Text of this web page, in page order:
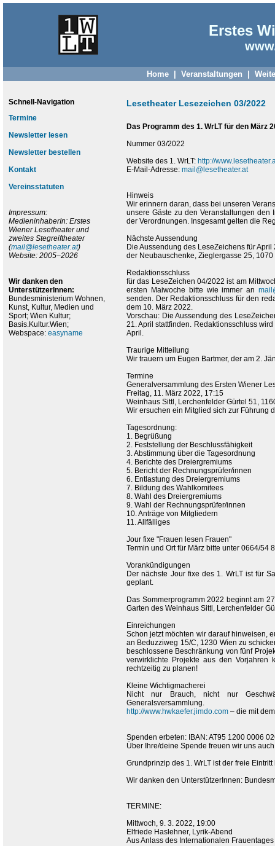
Erstes
Home| Veranstaltungen
Schnell-Navigation
Termine
Newsletter lesen
Newsletter bestellen
Kontakt
Vereinsstatuten
Impressum:
MedieninhaberIn: Erstes
Wiener Lesetheater und
zweites Stegreiftheater
(mail@lesetheater.at)
Website: 2005–2026
Wir danken den
UnterstützerInnen:
Bundesministerium Wohnen,
Kunst, Kultur, Medien und
Sport; Wien Kultur;
Basis.Kultur.Wien;
Webspace: easyname
Lesetheater Lesezeichen 03/2022
Das Programm des 1. WrLT für den März
Nummer 03/2022
Website des 1. WrLT: http://
E-Mail-Adresse: mail@lesetheater.at
Hinweis
Wir erinnern daran, dass bei unseren
unsere Gäste zu den Veranstaltungen den
der Verordnungen. Insgesamt gelten die
Nächste Aussendung
Die Aussendung des LeseZeichens für
der Neubauschenke, Zieglergasse 25, 1070
Redaktionsschluss
für das LeseZeichen 04/2022 ist am
ersten Maiwoche bitte wie immer an
senden. Der Redaktionsschluss für den
dem 10. März 2022.
Vorschau: Die Aussendung des
21. April stattfinden. Redaktionsschluss
April.
Traurige Mitteilung
Wir trauern um Eugen Bartmer, der am 2.
Termine
Generalversammlung des Ersten Wiener
Freitag, 11. März 2022, 17:15
Weinhaus Sittl, Lerchenfelder Gürtel 51,
Wir ersuchen ein Mitglied sich zur Führung
Tagesordnung:
1. Begrüßung
2. Feststellung der Beschlussfähigkeit
3. Abstimmung über die Tagesordnung
4. Berichte des Dreiergremiums
5. Bericht der Rechnungsprüfer/innen
6. Entlastung des Dreiergremiums
7. Bildung des Wahlkomitees
8. Wahl des Dreiergremiums
9. Wahl der Rechnungsprüfer/innen
10. Anträge von Mitgliedern
11. Allfälliges
Jour fixe "Frauen lesen Frauen"
Termin und Ort für März bitte unter 0664/54
Vorankündigungen
Der nächste Jour fixe des 1. WrLT ist für
geplant.
Das Sommerprogramm 2022 beginnt am
Garten des Weinhaus Sittl, Lerchenfelder
Einreichungen
Schon jetzt möchten wir darauf hinweisen,
an Beduzziweg 15/C, 1230 Wien zu
beschlossene Beschränkung von fünf
verwirklichte Projekte aus den Vorjahren
rechtzeitig zu planen!
Kleine Wichtigmacherei
Nicht nur Brauch, nicht nur
Generalsversammlung.
http://www.hwkaefer.jimdo.com – die mit
Spenden erbeten: IBAN: AT95 1200 0006
Über Ihre/deine Spende freuen wir uns
Grundprinzip des 1. WrLT ist der freie
Wir danken den UnterstützerInnen:
TERMINE:
Mittwoch, 9. 3. 2022, 19:00
Elfriede Haslehner, Lyrik-Abend
Aus Anlass des Internationalen Frauentages